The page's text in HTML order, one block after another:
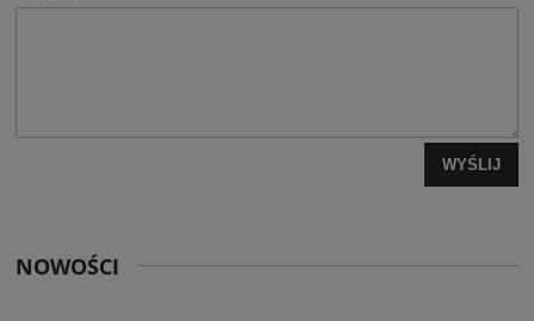
WYŚLIJ
NOWOŚCI